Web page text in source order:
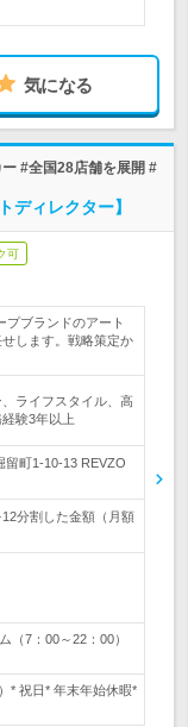
気になる
#全国28店舗を展開 #
ディレクター】
可
プブランドのアート
します。戦略策定か
ライフスタイル、高
験3年以上
留町1-10-13 REVZO
分割した金額（月額
7：00～22：00）
* 祝日* 年末年始休暇*